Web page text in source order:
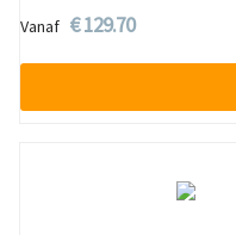
Vanaf € 129.70